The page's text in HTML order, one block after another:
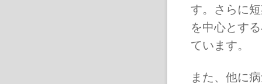
す。さらに
を中心とす
ています。
また、他に